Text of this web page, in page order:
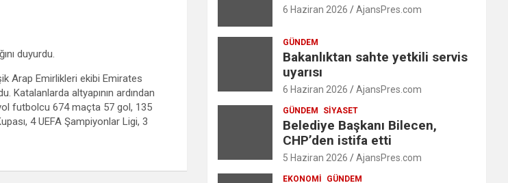
duyurdu.
Arap Emirlikleri ekibi Emirates
Katalanlarda altyapının ardından
futbolcu 674 maçta 57 gol, 135
4 UEFA Şampiyonlar Ligi, 3
6 Haziran 2026 AjansPres.com
GÜNDEM
Bakanlıktan sahte yetkili servis
uyarısı
6 Haziran 2026 AjansPres.com
GÜNDEM SIYASET
Belediye Başkanı Bilecen,
CHP’den istifa etti
5 Haziran 2026 AjansPres.com
EKONOMI GÜNDEM